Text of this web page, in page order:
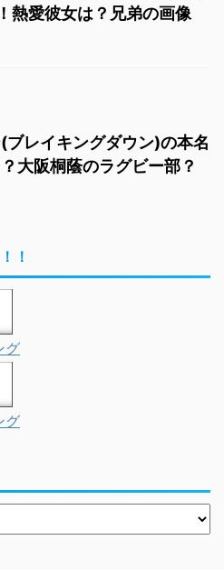
熱愛彼女は？兄弟の画像
(ブレイキングダウン)の本名
大阪桐蔭のラグビー部？
！
グ
グ